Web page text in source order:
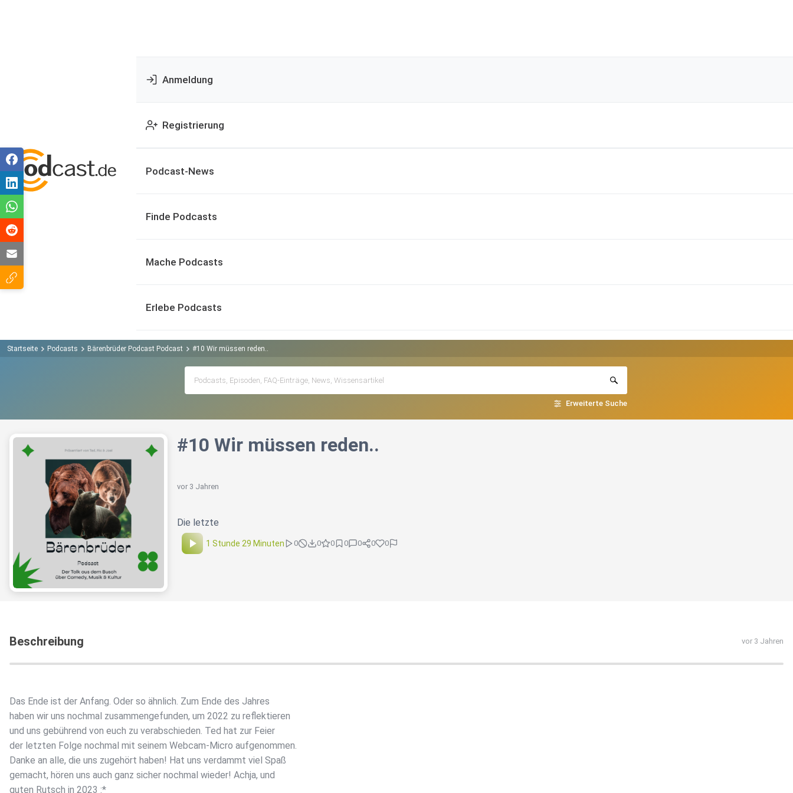
Anmeldung
Registrierung
Podcast-News
Finde Podcasts
Mache Podcasts
Erlebe Podcasts
Startseite Podcasts Bärenbrüder Podcast Podcast #10 Wir müssen reden..
Erweiterte Suche
#10 Wir müssen reden..
vor 3 Jahren
Die letzte
1 Stunde 29 Minuten 0 0 0 0 0 0 0
Beschreibung vor 3 Jahren
Das Ende ist der Anfang. Oder so ähnlich. Zum Ende des Jahres
haben wir uns nochmal zusammengefunden, um 2022 zu reflektieren
und uns gebührend von euch zu verabschieden. Ted hat zur Feier
der letzten Folge nochmal mit seinem Webcam-Micro aufgenommen.
Danke an alle, die uns zugehört haben! Hat uns verdammt viel Spaß
gemacht, hören uns auch ganz sicher nochmal wieder! Achja, und
guten Rutsch in 2023 :*